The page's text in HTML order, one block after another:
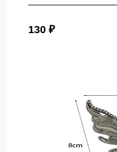
130 ₽